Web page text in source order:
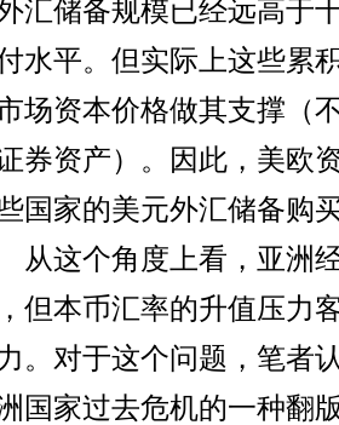
汇储备规模已经远高于
水平。但实际上这些累
场资本价格做其支撑（
券资产）。因此，美欧
国家的美元外汇储备购
这个角度上看，亚洲经
但本币汇率的升值压力
。对于这个问题，笔者
国家过去危机的一种翻